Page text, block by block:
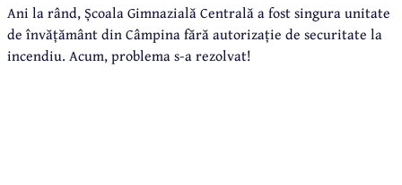
Ani la rând, Școala Gimnazială Centrală a fost singura unitate
de învățământ din Câmpina fără autorizație de securitate la
incendiu. Acum, problema s-a rezolvat!